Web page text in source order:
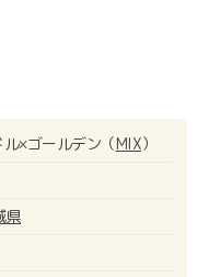
×ゴールデン（MIX）
県